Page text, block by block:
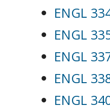
ENGL
ENGL
ENGL
ENGL
ENGL